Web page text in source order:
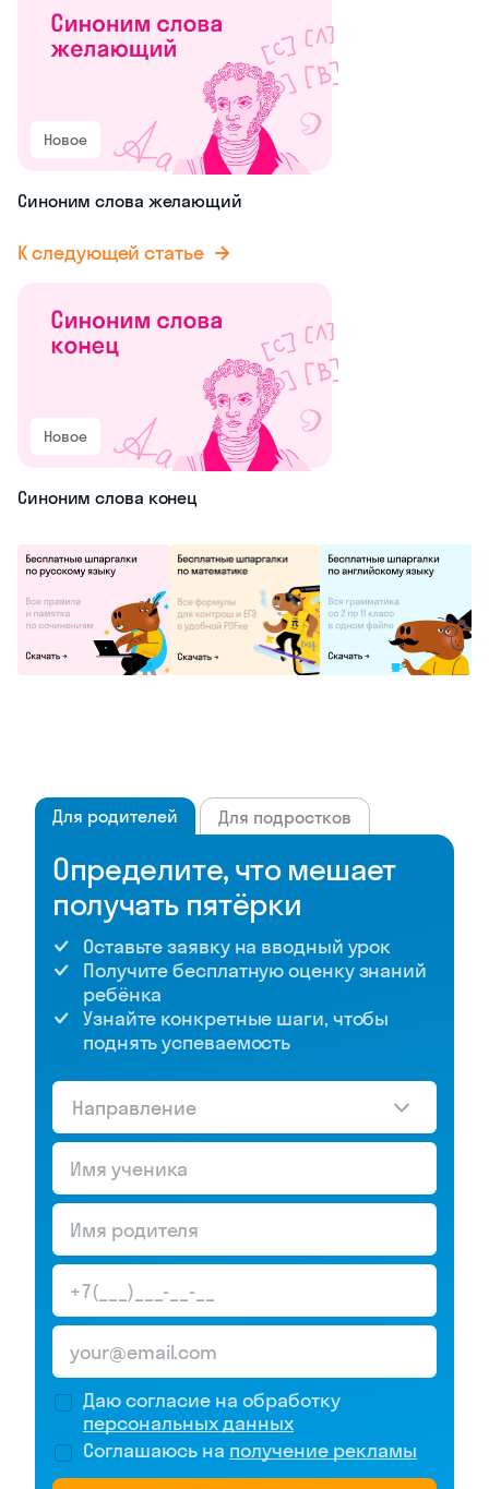
Новое
Синоним слова желающий
К следующей статье
Новое
Синоним слова конец
Для родителей Для подростков
Определите, что мешает
получать пятёрки
Оставьте заявку на вводный урок
Получите бесплатную оценку знаний
ребёнка
Узнайте конкретные шаги, чтобы
поднять успеваемость
Направление
Даю согласие на обработку
персональных данных
Соглашаюсь на получение рекламы